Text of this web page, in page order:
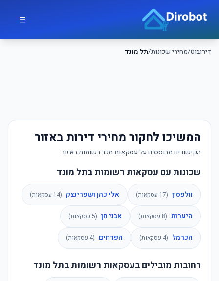
דירובוט/מחירי שכונות/תל מונד
דירובוט
המשיכו לחקור מחירי דירות באזור
הקישורים מבוססים על עסקאות מכר רשומות באזור.
שכונות עם עסקאות רשומות בתל מונד
וולפסון (
17 עסקאות) אלי כהן ושפרינצק (
14 עסקאות)
היערות (
8 עסקאות) אבני חן (
5 עסקאות)
הכרמל (
4 עסקאות) הפרחים (
4 עסקאות)
רחובות מובילים בעסקאות רשומות בתל מונד